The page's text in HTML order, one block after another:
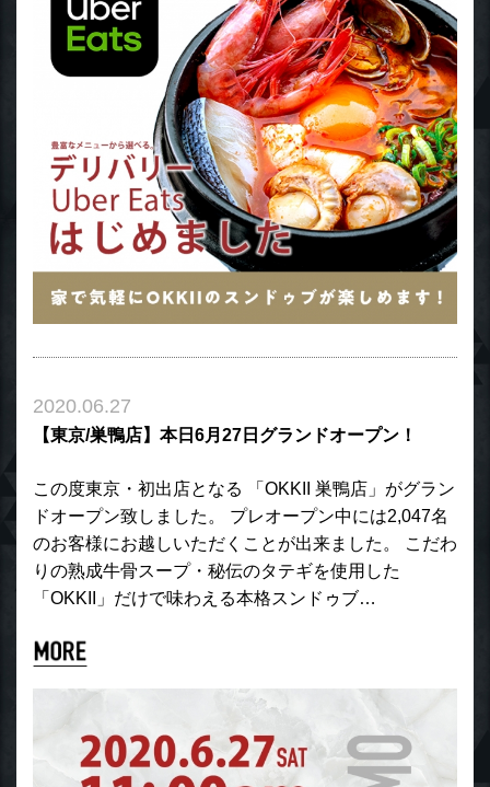
2020.06.27
【東京/巣鴨店】本日6月27日グランドオープン！
この度東京・初出店となる 「OKKII 巣鴨店」がグラン
ドオープン致しました。 プレオープン中には2,047名
のお客様にお越しいただくことが出来ました。 こだわ
りの熟成牛骨スープ・秘伝のタテギを使用した
「OKKII」だけで味わえる本格スンドゥブ…